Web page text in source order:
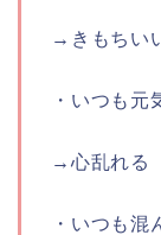
→きもちい
・いつも元
→心乱れる
・いつも混